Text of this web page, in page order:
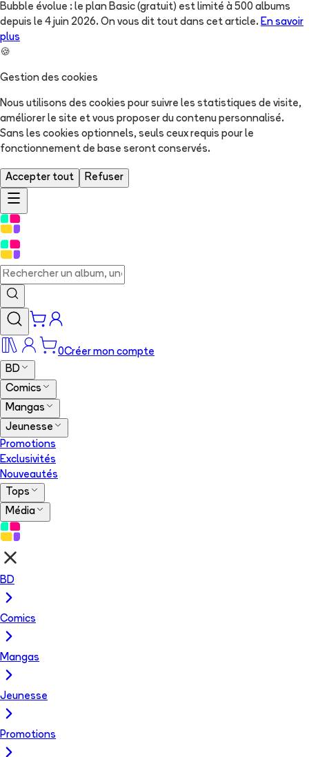
Bubble évolue : le plan Basic (gratuit) est limité à 500 albums
depuis le 4 juin 2026. On vous dit tout dans cet article. En savoir
plus
🍪
Gestion des cookies
Nous utilisons des cookies pour suivre les statistiques de visite,
améliorer le site et vous proposer du contenu personnalisé.
Sans les cookies optionnels, seuls ceux requis pour le
fonctionnement de base seront conservés.
Accepter tout Refuser
0Créer mon compte
BD
Comics
Mangas
Jeunesse
Promotions
Exclusivités
Nouveautés
Tops
Média
BD
Comics
Mangas
Jeunesse
Promotions